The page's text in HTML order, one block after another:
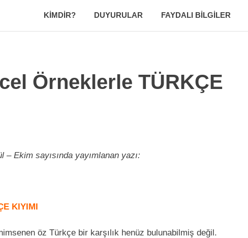
KIMDIR? DUYURULAR FAYDALI BILGILER
Örneklerle TÜRKÇE
– Ekim sayısında yayımlanan yazı:
KIYIMI
öz Türkçe bir karşılık henüz bulunabilmiş değil.